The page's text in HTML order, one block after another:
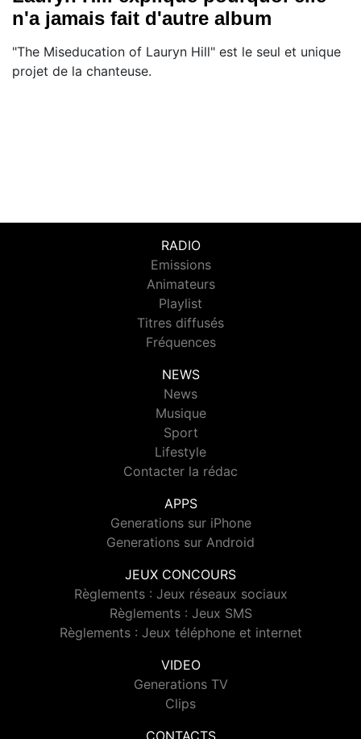
n'a jamais fait d'autre album
"The Miseducation of Lauryn Hill" est le seul et unique
projet de la chanteuse.
RADIO
Emissions
Animateurs
Playlist
Titres diffusés
Fréquences
NEWS
News
Musique
Sport
Lifestyle
Contacter la rédac
APPS
Generations sur iPhone
Generations sur Android
JEUX CONCOURS
Règlements : Jeux réseaux sociaux
Règlements : Jeux SMS
Règlements : Jeux téléphone et internet
VIDEO
Generations TV
Clips